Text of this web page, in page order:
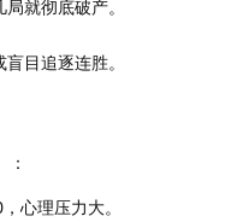
就彻底破产。
目追逐连胜。
心理压力大。